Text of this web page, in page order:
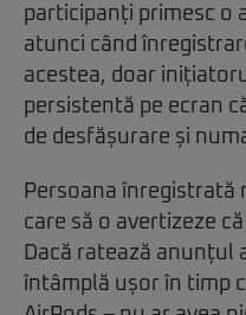
participanți primesc o
atunci când
acestea, doar
persistentă pe ecran
de desfășurare și
Persoana înregistrată
care să o avertizeze
Dacă ratează anunțul
întâmplă ușor în timp